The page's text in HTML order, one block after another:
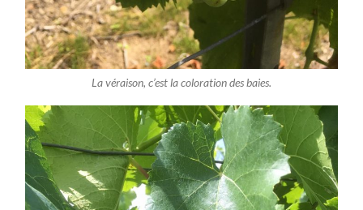
La véraison, c’est la coloration des baies.